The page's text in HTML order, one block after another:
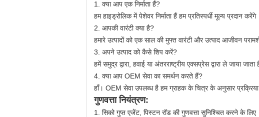
1. क्या आप एक निर्माता हैं?
हम हाइड्रोलिक में पेशेवर निर्माता हैं हम प्रतिस्पर्धी मूल्य प्रदान करेंगे
2. आपकी वारंटी क्या है?
हमारे उत्पादों को एक साल की मुफ्त वारंटी और उत्पाद आजीवन
3. अपने उत्पाद को कैसे शिप करें?
हमें समुद्र द्वारा, हवाई या अंतरराष्ट्रीय एक्सप्रेस द्वारा ले जाया
4. क्या आप OEM सेवा का समर्थन करते हैं?
हाँ। OEM सेवा उपलब्ध है हम ग्राहक के चित्र के अनुसार
गुणवत्ता नियंत्रण:
1. सिको गुप्त एजेंट, पिस्टन रॉड की गुणवत्ता सुनिश्चित करने के लिए